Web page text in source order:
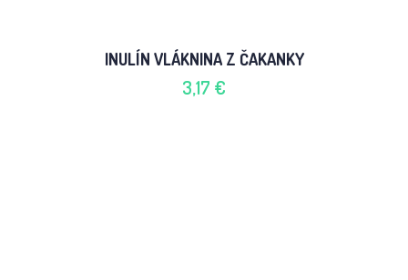
INULÍN VLÁKNINA Z ČAKANKY
3,17 €